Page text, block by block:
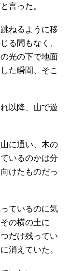
言った。
ねるように移
る間もなく、
光の下で地面
た瞬間、そこ
以降、山で遊
に通い、木の
いるのかは分
けたものだっ
ているのに気
の横の土に
だけ残ってい
消えていた。